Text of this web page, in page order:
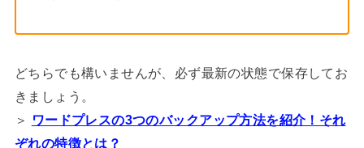
どちらでも構いませんが、必ず最新の状態で保存してお
きましょう。
＞
ワードプレスの3つのバックアップ方法を紹介！それ
ぞれの特徴とは？